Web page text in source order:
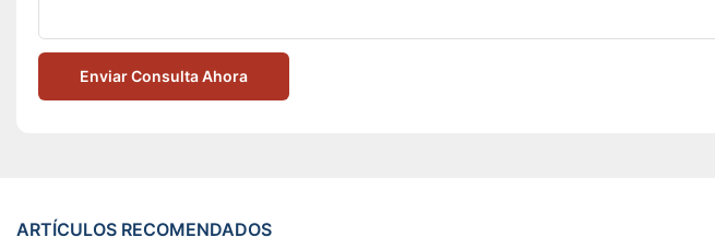
Enviar Consulta Ahora
ARTÍCULOS RECOMENDADOS